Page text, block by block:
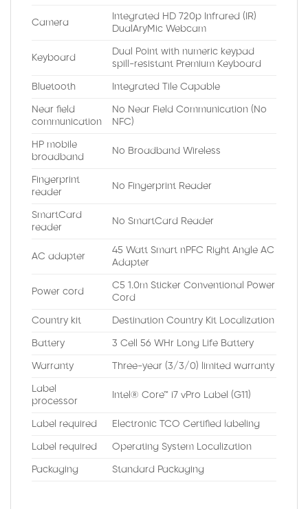
Camera
Integrated HD 720p Infrared (IR)
DualAryMic Webcam
Keyboard
Dual Point with numeric keypad
spill-resistant Premium Keyboard
Bluetooth Integrated Tile Capable
Near field
communication
No Near Field Communication (No
NFC)
HP mobile
broadband
No Broadband Wireless
Fingerprint
reader
No Fingerprint Reader
SmartCard
reader
No SmartCard Reader
AC adapter
45 Watt Smart nPFC Right Angle AC
Adapter
Power cord
C5 1.0m Sticker Conventional Power
Cord
Country kit Destination Country Kit Localization
Battery 3 Cell 56 WHr Long Life Battery
Warranty Three-year (3/3/0) limited warranty
Label
processor
Intel® Core™ i7 vPro Label (G11)
Label required Electronic TCO Certified labeling
Label required Operating System Localization
Packaging Standard Packaging